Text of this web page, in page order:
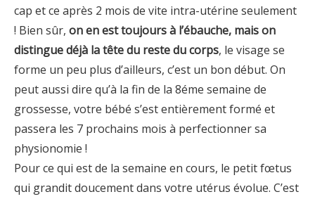
cap et ce après 2 mois de vite intra-utérine seulement
! Bien sûr, on en est toujours à l’ébauche, mais on
distingue déjà la tête du reste du corps, le visage se
forme un peu plus d’ailleurs, c’est un bon début. On
peut aussi dire qu’à la fin de la 8éme semaine de
grossesse, votre bébé s’est entièrement formé et
passera les 7 prochains mois à perfectionner sa
physionomie !
Pour ce qui est de la semaine en cours, le petit fœtus
qui grandit doucement dans votre utérus évolue. C’est